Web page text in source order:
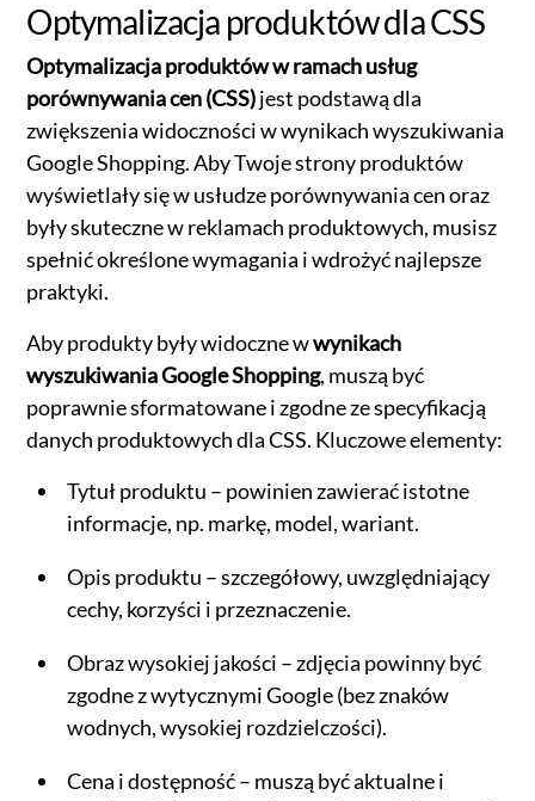
Optymalizacja produktów dla CSS
Optymalizacja produktów w ramach usług
porównywania cen (CSS)jest podstawą dla
zwiększenia widoczności w wynikach wyszukiwania
Google Shopping. Aby Twoje strony produktów
wyświetlały się w usłudze porównywania cen oraz
były skuteczne w reklamach produktowych, musisz
spełnić określone wymagania i wdrożyć najlepsze
praktyki.
Aby produkty były widoczne wwynikach
wyszukiwania Google Shopping, muszą być
poprawnie sformatowane i zgodne ze specyfikacją
danych produktowych dla CSS. Kluczowe elementy:
Tytuł produktu – powinien zawierać istotne
informacje, np. markę, model, wariant.
Opis produktu – szczegółowy, uwzględniający
cechy, korzyści i przeznaczenie.
Obraz wysokiej jakości – zdjęcia powinny być
zgodne z wytycznymi Google (bez znaków
wodnych, wysokiej rozdzielczości).
Cena i dostępność – muszą być aktualne i